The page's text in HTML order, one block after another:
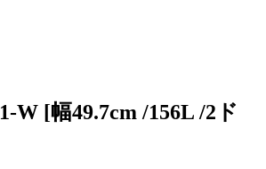
[幅49.7cm /156L /2ド